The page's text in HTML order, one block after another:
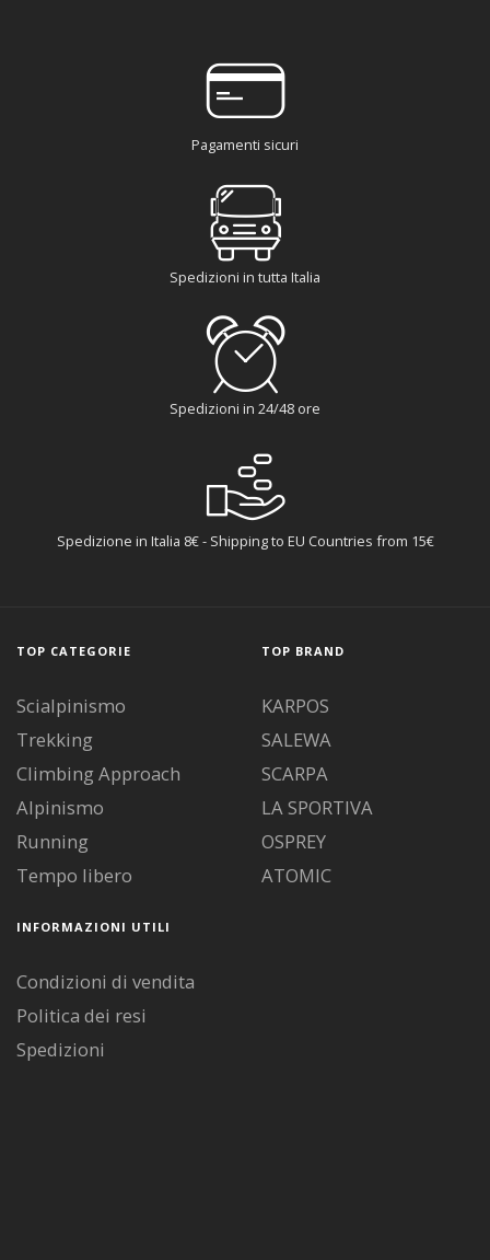
Pagamenti sicuri
Spedizioni in tutta Italia
Spedizioni in 24/48 ore
Spedizione in Italia 8€ - Shipping to EU Countries from 15€
TOP CATEGORIE
Scialpinismo
Trekking
Climbing Approach
Alpinismo
Running
Tempo libero
TOP BRAND
KARPOS
SALEWA
SCARPA
LA SPORTIVA
OSPREY
ATOMIC
INFORMAZIONI UTILI
Condizioni di vendita
Politica dei resi
Spedizioni